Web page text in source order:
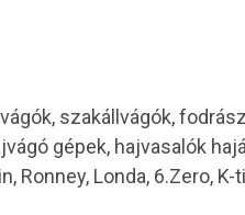
szakállvágók,
gépek, hajvasalók
Ronney, Londa, 6.Zero,